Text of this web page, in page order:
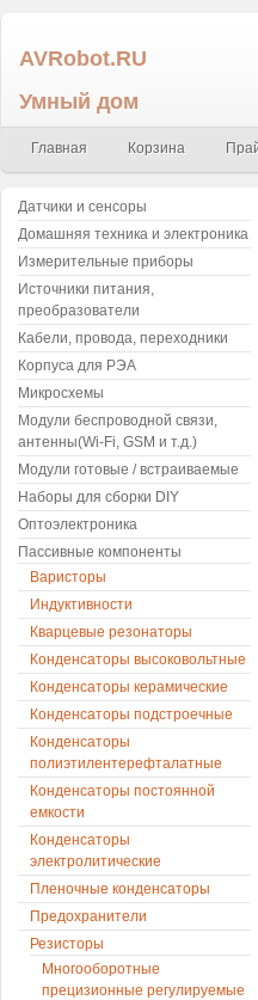
AVRobot.RU
Умный дом
Главная Корзина
Датчики и сенсоры
Домашняя техника и электроника
Измерительные приборы
Источники питания,
преобразователи
Кабели, провода, переходники
Корпуса для РЭА
Микросхемы
Модули беспроводной связи,
антенны(Wi-Fi, GSM и т.д.)
Модули готовые / встраиваемые
Наборы для сборки DIY
Оптоэлектроника
Пассивные компоненты
Варисторы
Индуктивности
Кварцевые резонаторы
Конденсаторы высоковольтные
Конденсаторы керамические
Конденсаторы подстроечные
Конденсаторы
полиэтилентерефталатные
Конденсаторы постоянной
емкости
Конденсаторы
электролитические
Пленочные конденсаторы
Предохранители
Резисторы
Многооборотные
прецизионные регулируемые